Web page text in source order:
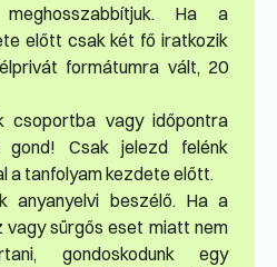
Ha a
előtt csak két fő iratkozik
formátumra vált, 20
csoportba vagy időpontra
gond! Csak jelezd felénk
a tanfolyam kezdete előtt.
anyanyelvi beszélő. Ha a
vagy sürgős eset miatt nem
gondoskodunk egy